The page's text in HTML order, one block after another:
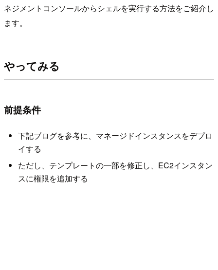
ネジメントコンソールからシェルを実行する方法をご紹介し
ます。
やってみる
前提条件
下記ブログを参考に、マネージドインスタンスをデプロ
イする
ただし、テンプレートの一部を修正し、EC2インスタン
スに権限を追加する